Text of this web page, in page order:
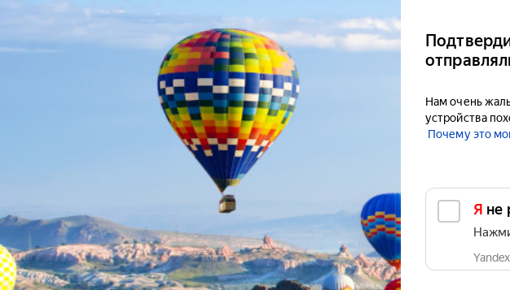
Нам очень
устройства
Почему это
Я